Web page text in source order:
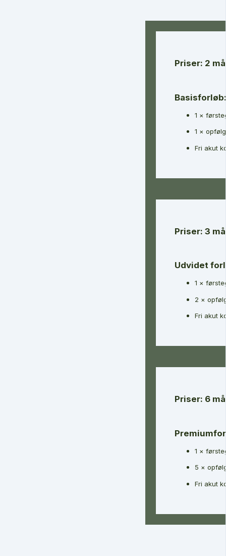
Priser: 2
Basisforløb:
1 ×
1 ×
Fri akut
Priser: 3
Udvidet
1 ×
2 ×
Fri akut
Priser: 6
1 ×
5 ×
Fri akut